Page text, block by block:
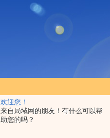
欢迎您！
来自局域网的朋友！有什么可以帮
助您的吗？